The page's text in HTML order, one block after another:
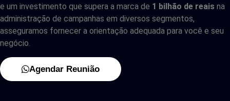
e um investimento que supera a marca de 1 bilhão de reais na
administração de campanhas em diversos segmentos,
asseguramos fornecer a orientação adequada para você e seu
negócio.
Agendar Reunião